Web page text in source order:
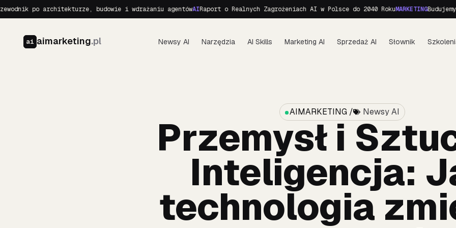
architekturze, budowie i wdrażaniu agentówAIRaport o Realnych Zagrożeniach AI w Polsce do 2040 RokuMARKETINGBudujemy
ai aimarketing.pl Newsy AI Narzędzia AI Skills Marketing AI Sprzedaż AI Słownik
AIMARKETING / Newsy AI
Przemysł i
Inteligencja:
technologia